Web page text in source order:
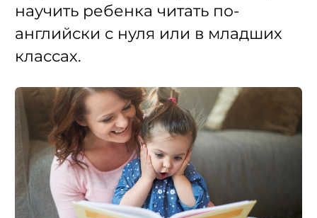
научить ребенка читать по-
английски с нуля или в младших
классах.